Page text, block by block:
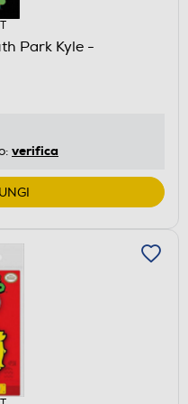
Park Kyle -
verifica